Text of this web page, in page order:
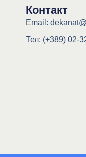
Контакт
Email:
Тел: (+389) 02-